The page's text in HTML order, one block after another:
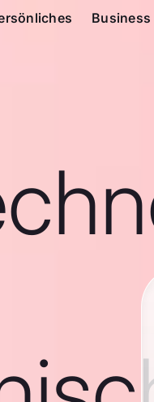
Business